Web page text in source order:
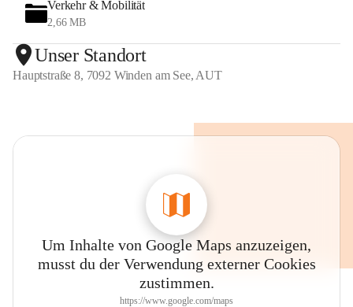
Verkehr & Mobilität
2,66 MB
Unser Standort
Hauptstraße 8, 7092 Winden am See, AUT
Um Inhalte von Google Maps anzuzeigen,
musst du der Verwendung externer Cookies
zustimmen.
https://www.google.com/maps